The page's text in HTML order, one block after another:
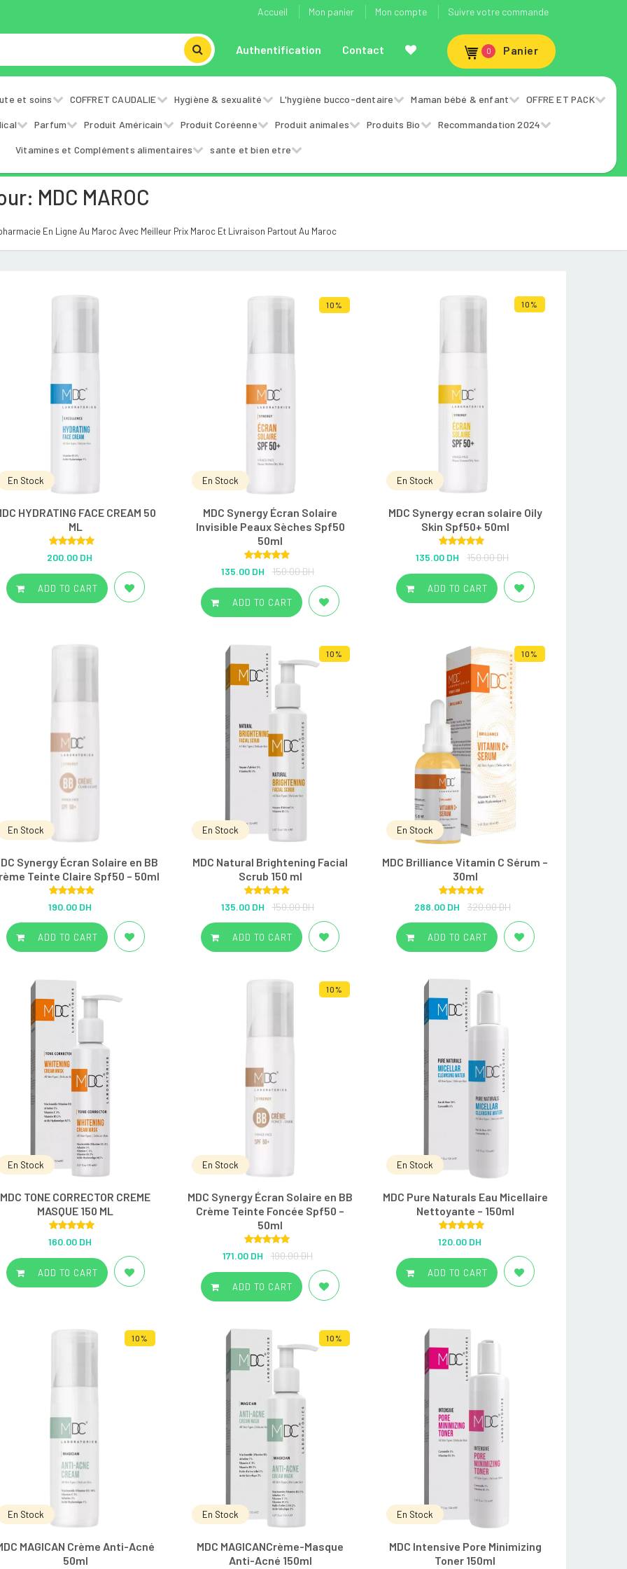
Accueil Mon panier Mon compte Suivre votre commande
Authentification Contact 0 Panier
et soins COFFRET CAUDALIE Hygiène & sexualité L'hygiène bucco-dentaire Maman bébé & enfant OFFRE ET PACK
Parfum Produit Américain Produit Coréenne Produit animales Produits Bio Recommandation 2024
Vitamines et Compléments alimentaires sante et bien etre
MDC MAROC
En Ligne Au Maroc Avec Meilleur Prix Maroc Et Livraison Partout Au Maroc
En Stock
HYDRATING FACE CREAM 50
ML
Rated 5.00
out of 5
200.00 DH
ADD TO CART
10%
En Stock
MDC Synergy Écran Solaire
Invisible Peaux Sèches Spf50
50ml
Rated5.00
out of 5
135.00 DH 150.00 DH
ADD TO CART
10%
En Stock
MDC Synergy ecran solaire Oily
Skin Spf50+ 50ml
Rated5.00
out of 5
135.00 DH 150.00 DH
ADD TO CART
En Stock
Synergy Écran Solaire en BB
Teinte Claire Spf50 – 50ml
out of 5
190.00 DH
ADD TO CART
10%
En Stock
MDC Natural Brightening Facial
Scrub 150 ml
Rated5.00
out of 5
135.00 DH 150.00 DH
ADD TO CART
10%
En Stock
MDC Brilliance Vitamin C Sérum –
30ml
Rated5.00
out of 5
288.00 DH 320.00 DH
ADD TO CART
En Stock
MDC TONE CORRECTOR CREME
MASQUE 150 ML
Rated 5.00
out of 5
160.00 DH
ADD TO CART
10%
En Stock
MDC Synergy Écran Solaire en BB
Crème Teinte Foncée Spf50 –
50ml
Rated5.00
out of 5
171.00 DH 190.00 DH
ADD TO CART
En Stock
MDC Pure Naturals Eau Micellaire
Nettoyante – 150ml
Rated 5.00
out of 5
120.00 DH
ADD TO CART
10%
En Stock
MAGICAN Crème Anti-Acné
50ml
10%
En Stock
MDC MAGICANCrème-Masque
Anti-Acné 150ml
En Stock
MDC Intensive Pore Minimizing
Toner 150ml